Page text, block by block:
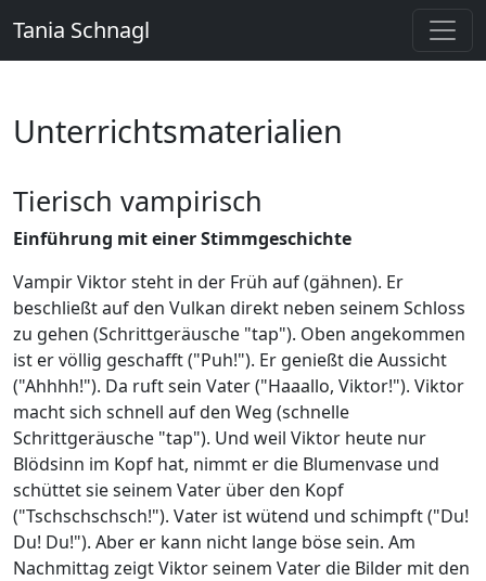
Tania Schnagl
Unterrichtsmaterialien
Tierisch vampirisch
Einführung mit einer Stimmgeschichte
Vampir Viktor steht in der Früh auf (gähnen). Er
beschließt auf den Vulkan direkt neben seinem Schloss
zu gehen (Schrittgeräusche "tap"). Oben angekommen
ist er völlig geschafft ("Puh!"). Er genießt die Aussicht
("Ahhhh!"). Da ruft sein Vater ("Haaallo, Viktor!"). Viktor
macht sich schnell auf den Weg (schnelle
Schrittgeräusche "tap"). Und weil Viktor heute nur
Blödsinn im Kopf hat, nimmt er die Blumenvase und
schüttet sie seinem Vater über den Kopf
("Tschschschsch!"). Vater ist wütend und schimpft ("Du!
Du! Du!"). Aber er kann nicht lange böse sein. Am
Nachmittag zeigt Viktor seinem Vater die Bilder mit den